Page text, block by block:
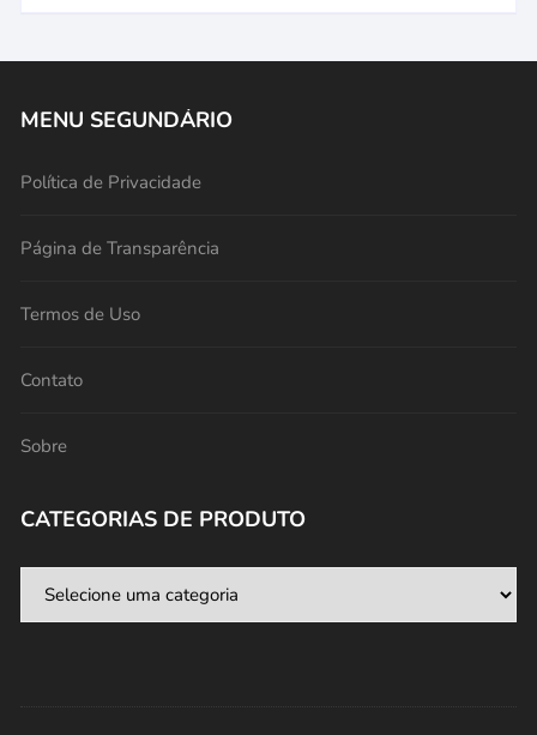
MENU SEGUNDÁRIO
Política de Privacidade
Página de Transparência
Termos de Uso
Contato
Sobre
CATEGORIAS DE PRODUTO